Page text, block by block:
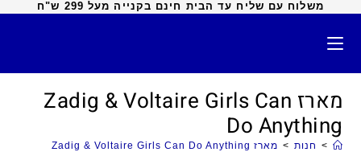
משלוח עם שליח עד הבית חינם בקנייה מעל 299 ש"ח
מארז Zadig & Voltaire Girls Can
Do Anything
> חנות > מארז Zadig & Voltaire Girls Can Do Anything